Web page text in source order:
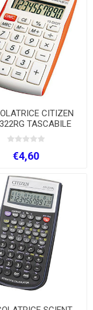
CITIZEN
TASCABILE
€4,60